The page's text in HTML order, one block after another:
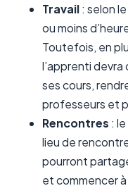
Travail: selon
ou moins
Toutefois, en
l’apprenti
ses cours,
professeurs et
Rencontres :
lieu de
pourront
et commencer